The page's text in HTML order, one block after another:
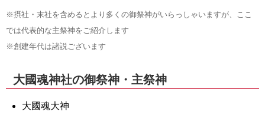
※摂社・末社を含めるとより多くの御祭神がいらっしゃいますが、ここ
では代表的な主祭神をご紹介します
※創建年代は諸説ございます
大國魂神社の御祭神・主祭神
大國魂大神